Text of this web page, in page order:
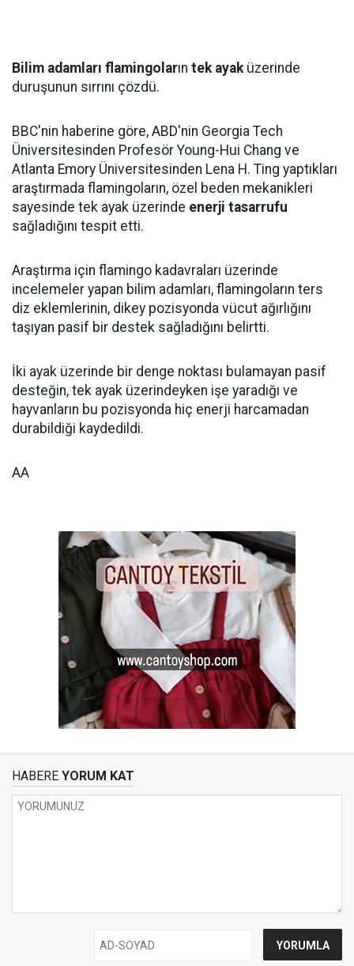
Bilim adamları flamingoların tek ayaküzerinde
duruşunun sırrını çözdü.
BBC'nin haberine göre, ABD'nin Georgia Tech
Üniversitesinden Profesör Young-Hui Chang ve
Atlanta Emory Üniversitesinden Lena H. Ting yaptıkları
araştırmada flamingoların, özel beden mekanikleri
sayesinde tek ayak üzerinde enerji tasarrufu
sağladığını tespit etti.
Araştırma için flamingo kadavraları üzerinde
incelemeler yapan bilim adamları, flamingoların ters
diz eklemlerinin, dikey pozisyonda vücut ağırlığını
taşıyan pasif bir destek sağladığını belirtti.
İki ayak üzerinde bir denge noktası bulamayan pasif
desteğin, tek ayak üzerindeyken işe yaradığı ve
hayvanların bu pozisyonda hiç enerji harcamadan
durabildiği kaydedildi.
AA
HABERE YORUM KAT